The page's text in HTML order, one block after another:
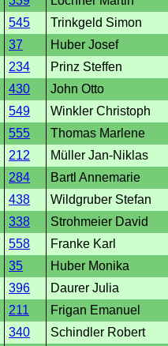
545
Trinkgeld Simon
37
Huber Josef
234
Prinz Steffen
430
John Otto
549
Winkler Christoph
555
Thomas Marlene
212
Müller Jan-Niklas
284
Bartl Annemarie
438
Wildgruber Stefan
338
Strohmeier David
558
Franke Karl
35
Huber Monika
396
Daurer Julia
211
Frigan Emanuel
340
Schindler Robert